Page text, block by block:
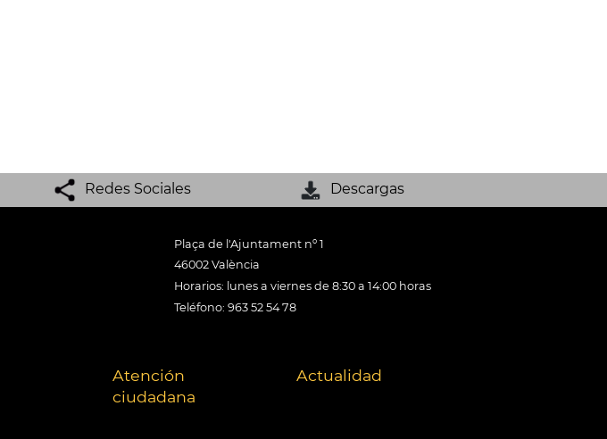
Redes Sociales Descargas
Plaça de l'Ajuntament nº 1
46002 València
Horarios: lunes a viernes de 8:30 a 14:00 horas
Teléfono: 963 52 54 78
Atención
ciudadana
Actualidad